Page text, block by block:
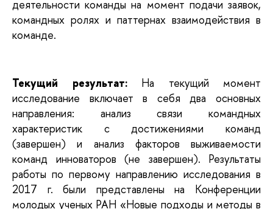
деятельности команды на момент подачи заявок,
командных ролях и паттернах взаимодействия в
команде.
Текущий результат:На текущий момент
исследование включает в себя два основных
направления: анализ связи командных
характеристик с достижениями команд
(завершен) и анализ факторов выживаемости
команд инноваторов (не завершен). Результаты
работы по первому направлению исследования в
2017 г. были представлены на Конференции
молодых ученых РАН «Новые подходы и методы в